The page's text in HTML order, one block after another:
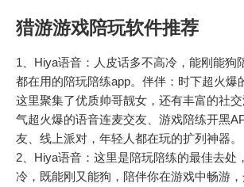
猎游游戏陪玩软件推荐
1、Hiya语音：人皮话多不高冷，能刚能狗
都在用的陪玩陪练app。伴伴：时下超火爆
这里聚集了优质帅哥靓女，还有丰富的社
气超火爆的语音连麦交友、游戏陪练开黑
友、线上派对，年轻人都在玩的扩列神器。
2、Hiya语音：这里是陪玩陪练的最佳去处
冷，既能刚又能狗，陪伴你在游戏中畅游